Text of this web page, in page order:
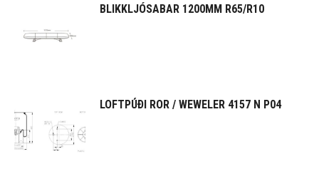
BLIKKLJÓSABAR 1200MM R65/R10
LOFTPÚÐI ROR / WEWELER 4157 N P04